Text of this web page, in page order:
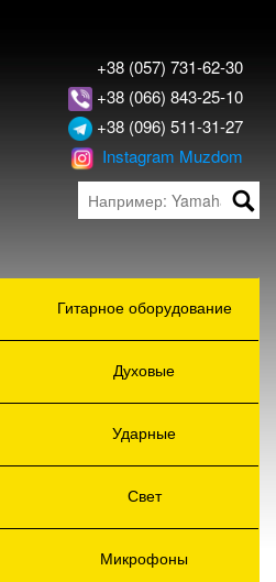
+38 (057) 731-62-30
+38 (066) 843-25-10
+38 (096) 511-31-27
Instagram Muzdom
Гитарное оборудование
Духовые
Ударные
Свет
Микрофоны